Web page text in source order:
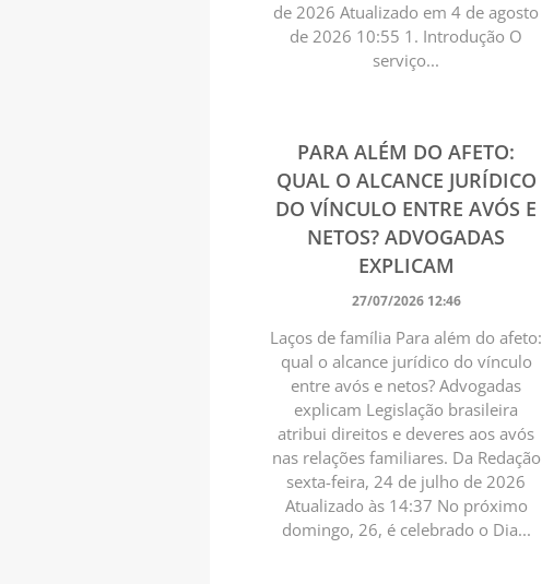
de 2026 Atualizado em 4 de agosto
de 2026 10:55 1. Introdução O
serviço...
PARA ALÉM DO AFETO:
QUAL O ALCANCE JURÍDICO
DO VÍNCULO ENTRE AVÓS E
NETOS? ADVOGADAS
EXPLICAM
27/07/2026 12:46
Laços de família Para além do afeto:
qual o alcance jurídico do vínculo
entre avós e netos? Advogadas
explicam Legislação brasileira
atribui direitos e deveres aos avós
nas relações familiares. Da Redação
sexta-feira, 24 de julho de 2026
Atualizado às 14:37 No próximo
domingo, 26, é celebrado o Dia...